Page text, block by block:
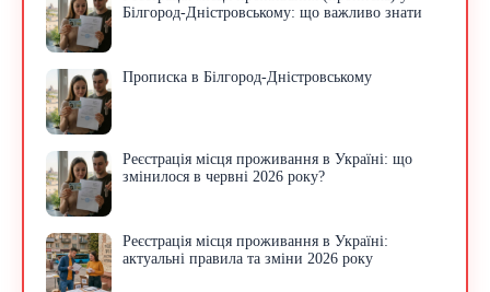
Білгород-Дністровському: що важливо знати
Прописка в Білгород-Дністровському
Реєстрація місця проживання в Україні: що
змінилося в червні 2026 року?
Реєстрація місця проживання в Україні:
актуальні правила та зміни 2026 року